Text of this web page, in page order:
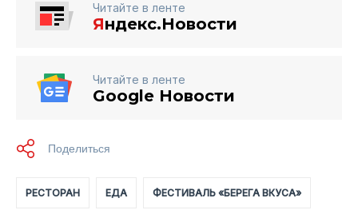
Читайте в ленте
Яндекс.Новости
Читайте в ленте
Google Новости
РЕСТОРАН ЕДА ФЕСТИВАЛЬ «БЕРЕГА ВКУСА»